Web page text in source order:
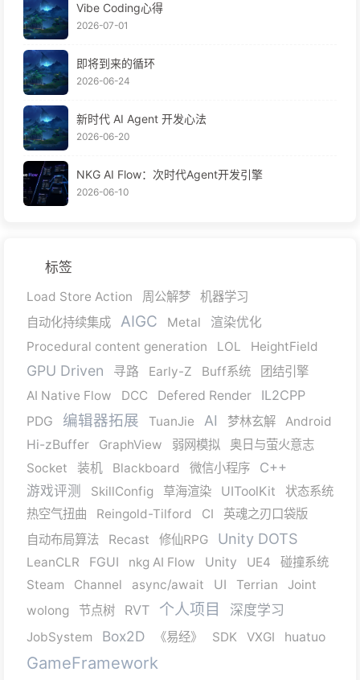
Vibe Coding心得
2026-07-01
即将到来的循环
2026-06-24
新时代 AI Agent 开发心法
2026-06-20
NKG AI Flow：次时代Agent开发引擎
2026-06-10
标签
Load Store Action 周公解梦
机器学习
自动化持续集成
AIGC Metal
渲染优化
Procedural content generation
LOL HeightField
GPU Driven 寻路 Early-Z Buff系统
团结引擎
AI Native Flow
DCC Defered Render IL2CPP
PDG 编辑器拓展 TuanJie AI 梦林玄解
Android
Hi-zBuffer
GraphView 弱网模拟
奥日与萤火意志
Socket
装机 Blackboard 微信小程序
C++
游戏评测
SkillConfig 草海渲染 UIToolKit
状态系统
热空气扭曲
Reingold-Tilford CI
英魂之刃口袋版
自动布局算法
Recast 修仙RPG Unity DOTS
LeanCLR FGUI nkg AI Flow Unity UE4
碰撞系统
Steam
Channel async/await UI Terrian
Joint
wolong
节点树 RVT 个人项目 深度学习
JobSystem Box2D 《易经》 SDK VXGI huatuo
GameFramework